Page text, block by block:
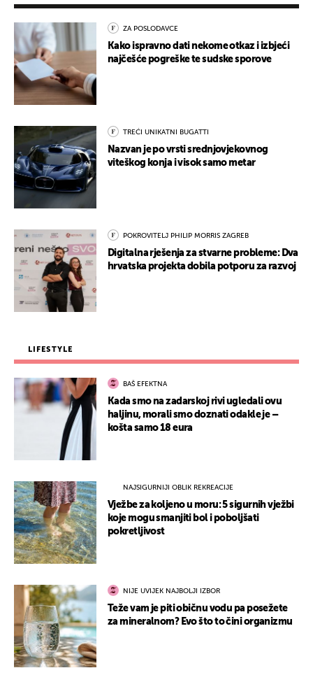
ZA POSLODAVCE
Kako ispravno dati nekome otkaz i izbjeći
najčešće pogreške te sudske sporove
TREĆI UNIKATNI BUGATTI
Nazvan je po vrsti srednjovjekovnog
viteškog konja i visok samo metar
POKROVITELJ PHILIP MORRIS ZAGREB
Digitalna rješenja za stvarne probleme: Dva
hrvatska projekta dobila potporu za razvoj
LIFESTYLE
BAŠ EFEKTNA
Kada smo na zadarskoj rivi ugledali ovu
haljinu, morali smo doznati odakle je –
košta samo 18 eura
NAJSIGURNIJI OBLIK REKREACIJE
Vježbe za koljeno u moru: 5 sigurnih vježbi
koje mogu smanjiti bol i poboljšati
pokretljivost
NIJE UVIJEK NAJBOLJI IZBOR
Teže vam je piti običnu vodu pa posežete
za mineralnom? Evo što to čini organizmu